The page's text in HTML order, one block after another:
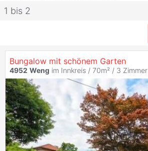
1 bis 2
Bungalow mit schönem Garten
4952 Weng im Innkreis / 70m² / 3 Zimmer